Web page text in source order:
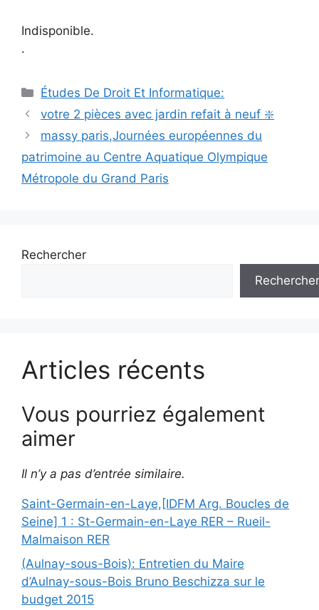
Indisponible.
.
Catégories
Études De Droit Et Informatique:
Navigation
des
votre 2 pièces avec jardin refait à neuf ❇️
massy paris,Journées européennes du
patrimoine au Centre Aquatique Olympique
Métropole du Grand Paris
Rechercher
Rechercher
Articles récents
Vous pourriez également
aimer
Il n’y a pas d’entrée similaire.
Saint-Germain-en-Laye,[IDFM Arg. Boucles de
Seine] 1 : St-Germain-en-Laye RER – Rueil-
Malmaison RER
(Aulnay-sous-Bois): Entretien du Maire
d’Aulnay-sous-Bois Bruno Beschizza sur le
budget 2015